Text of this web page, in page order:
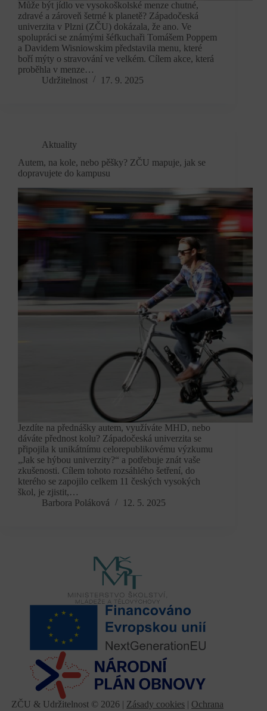
Může být jídlo ve vysokoškolské menze chutné,
zdravé a zároveň šetrné k planetě? Západočeská
univerzita v Plzni (ZČU) dokázala, že ano. Ve
spolupráci se známými šéfkuchaři Tomášem Poppem
a Davidem Wisniowskim představila menu, které
boří mýty o stravování ve velkém. Cílem akce, která
proběhla v menze…
Udržitelnost
17. 9. 2025
Aktuality
Autem, na kole, nebo pěšky? ZČU mapuje, jak se
dopravujete do kampusu
Jezdíte na přednášky autem, využíváte MHD, nebo
dáváte přednost kolu? Západočeská univerzita se
připojila k unikátnímu celorepublikovému výzkumu
„Jak se hýbou univerzity?“ a potřebuje znát vaše
zkušenosti. Cílem tohoto rozsáhlého šetření, do
kterého se zapojilo celkem 11 českých vysokých
škol, je zjistit,…
Barbora Poláková
12. 5. 2025
ZČU & Udržitelnost © 2026 | Zásady cookies
Ochrana